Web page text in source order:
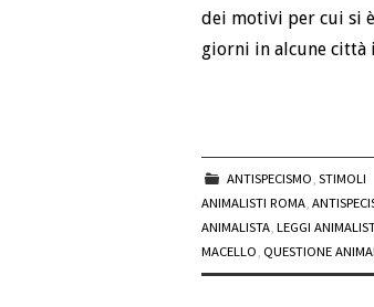
dei motivi per cui si
giorni in alcune città
ANTISPECISMO,STIMOLI
ANIMALISTI ROMA,
ANIMALISTA, LEGGI
MACELLO, QUESTIONE